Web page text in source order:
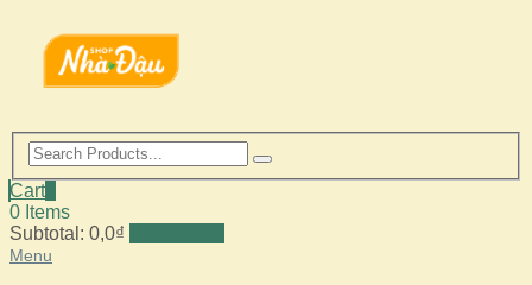
Cart
0 Items
Subtotal: 0,0₫
Menu